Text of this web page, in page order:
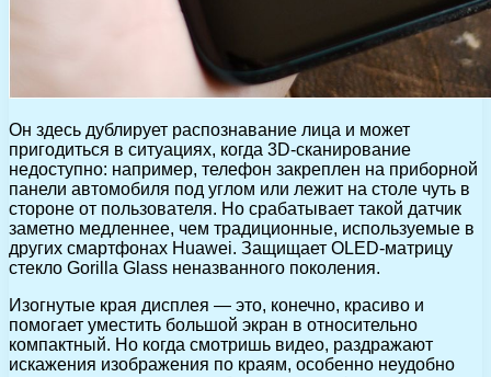
Он здесь дублирует распознавание лица и может
пригодиться в ситуациях, когда 3D-сканирование
недоступно: например, телефон закреплен на приборной
панели автомобиля под углом или лежит на столе чуть в
стороне от пользователя. Но срабатывает такой датчик
заметно медленнее, чем традиционные, используемые в
других смартфонах Huawei. Защищает OLED-матрицу
стекло Gorilla Glass неназванного поколения.
Изогнутые края дисплея — это, конечно, красиво и
помогает уместить большой экран в относительно
компактный. Но когда смотришь видео, раздражают
искажения изображения по краям, особенно неудобно